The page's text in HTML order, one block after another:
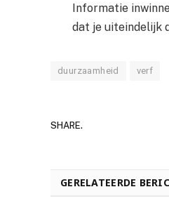
Informatie
dat je uiteindelijk
duurzaamheid verf
SHARE.
GERELATEERDE